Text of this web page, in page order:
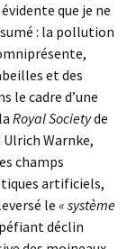
que je ne
: la pollution
et des
le cadre d’une
Royal Societyde
Warnke,
champs
artificiels,
le « système
déclin